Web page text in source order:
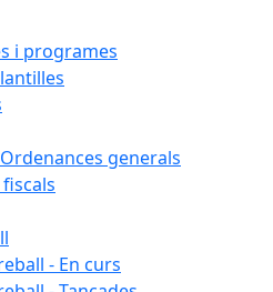
i programes
generals
- En curs